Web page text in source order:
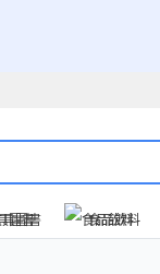
圖書 食品飲料